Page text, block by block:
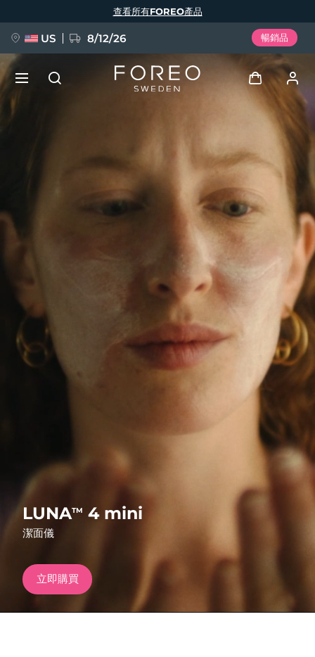
LUNATM 4 mini
潔面儀
立即購買
查看所有FOREO產品
US 8/12/26 暢銷品
登入
用戶信息
我的設備
我的訂單
我的地址
我的訂閱
FAQ™ Pure Beauty-Tech Elixir
BREAKING NEWS
issa™ Teeth Whitening Set
FAQ™ Dual LED Panel
紅光療法
Deutsch
Español
Italiano
Português
Polski
Русский
繁體中文
發貨國家
美國 8/12/26
預計送達日期
8/11/26
法國 預計送達日期
德國
預計送達日期